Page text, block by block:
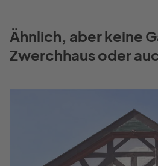
Ähnlich, aber keine
Zwerchhaus oder